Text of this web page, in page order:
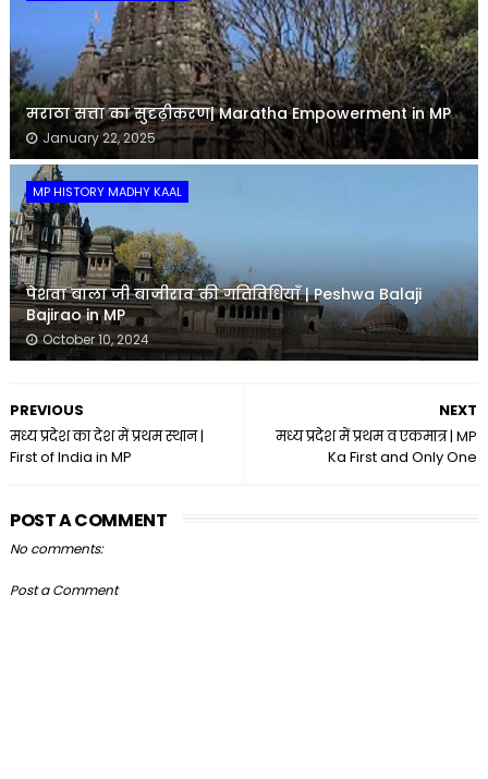
मराठा सत्ता का सुदृढ़ीकरण| Maratha Empowerment in MP
January 22, 2025
MP HISTORY MADHY KAAL
पेशवा बाला जी बाजीराव की गतिविधियाँ | Peshwa Balaji
Bajirao in MP
October 10, 2024
NEXT
मध्य प्रदेश में प्रथम व एकमात्र | MP
Ka First and Only One
PREVIOUS
मध्य प्रदेश का देश में प्रथम स्थान |
First of India in MP
POST A COMMENT
No comments:
Post a Comment